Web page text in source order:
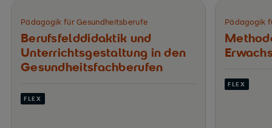
Pädagogik für Gesundheitsberufe
Berufsfelddidaktik und
Unterrichts­gestaltung in den
Gesundheits­fachberufen
FLEX
Pädagogik
FLEX